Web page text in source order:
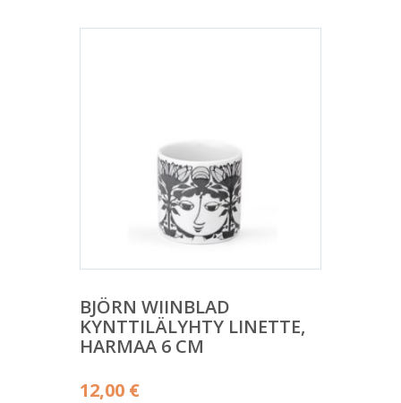
BJÖRN WIINBLAD
KYNTTILÄLYHTY LINETTE,
HARMAA 6 CM
12,00 €